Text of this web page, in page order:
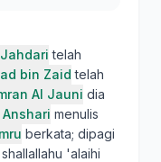
telah
bin Zaid telah
Al Jauni dia
menulis
berkata; dipagi
'alaihi